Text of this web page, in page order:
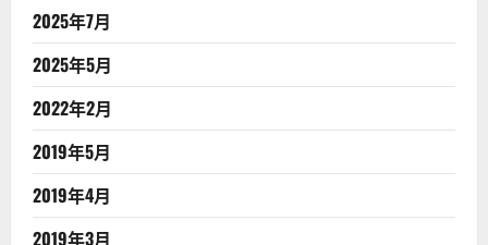
2025年7月
2025年5月
2022年2月
2019年5月
2019年4月
2019年3月